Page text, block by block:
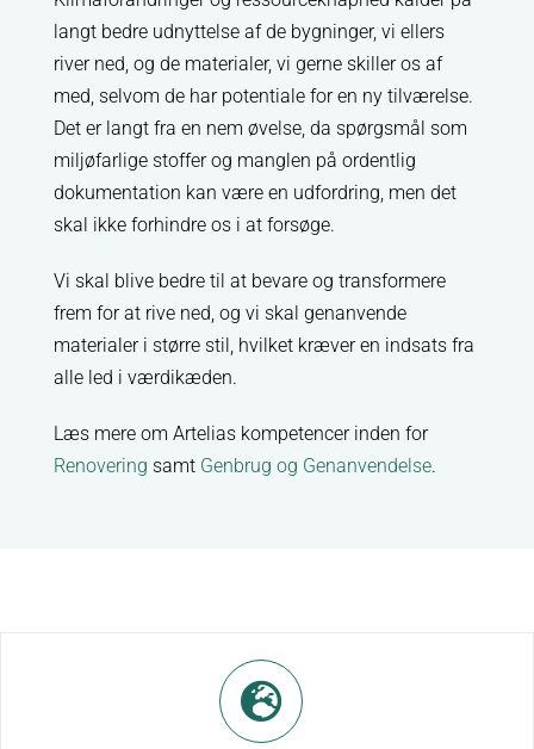
langt bedre udnyttelse af de bygninger, vi ellers
river ned, og de materialer, vi gerne skiller os af
med, selvom de har potentiale for en ny tilværelse.
Det er langt fra en nem øvelse, da spørgsmål som
miljøfarlige stoffer og manglen på ordentlig
dokumentation kan være en udfordring, men det
skal ikke forhindre os i at forsøge.
Vi skal blive bedre til at bevare og transformere
frem for at rive ned, og vi skal genanvende
materialer i større stil, hvilket kræver en indsats fra
alle led i værdikæden.
Læs mere om Artelias kompetencer inden for
Renovering samt Genbrug og Genanvendelse.